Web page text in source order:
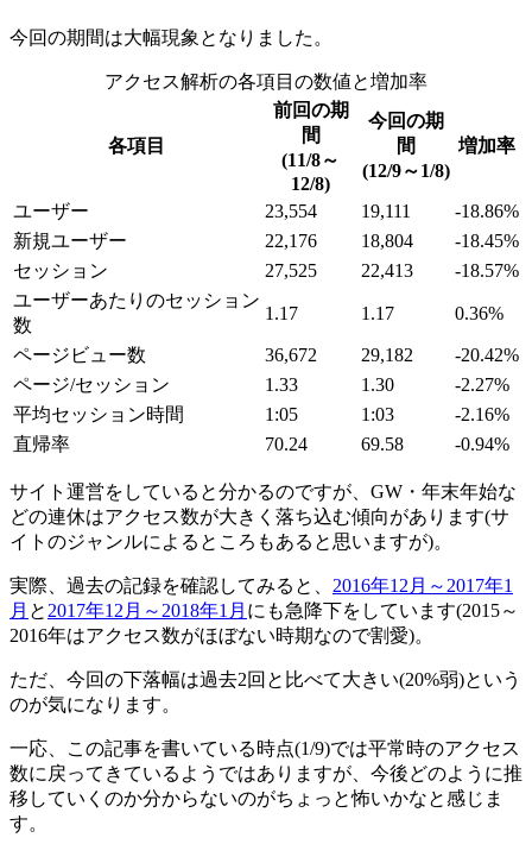
今回の期間は大幅現象となりました。
アクセス解析の各項目の数値と増加率
各項目
前回の期
間
(11/8～
12/8)
今回の期
間
(12/9～1/8)
増加率
ユーザー 23,554 19,111
-18.86%
新規ユーザー
22,176 18,804
-18.45%
セッション
27,525 22,413
-18.57%
ユーザーあたりのセッション
数
1.17 1.17 0.36%
ページビュー数 36,672 29,182
-20.42%
ページ/セッション
1.33 1.30
-2.27%
平均セッション時間
1:05 1:03
-2.16%
直帰率
70.24 69.58 -0.94%
サイト運営をしていると分かるのですが、GW・年末年始な
どの連休はアクセス数が大きく落ち込む傾向があります(サ
イトのジャンルによるところもあると思いますが)。
実際、過去の記録を確認してみると、 2016年12月～2017年1
月 と 2017年12月～2018年1月 にも急降下をしています(2015～
2016年はアクセス数がほぼない時期なので割愛)。
ただ、今回の下落幅は過去2回と比べて大きい(20%弱)という
のが気になります。
一応、この記事を書いている時点(1/9)では平常時のアクセス
数に戻ってきているようではありますが、今後どのように推
移していくのか分からないのがちょっと怖いかなと感じま
す。